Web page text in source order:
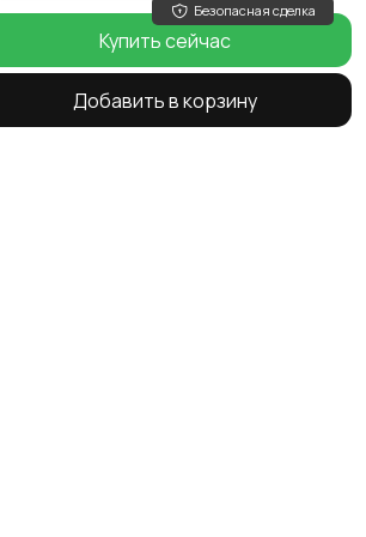
Безопасная сделка
Купить сейчас
Добавить в корзину